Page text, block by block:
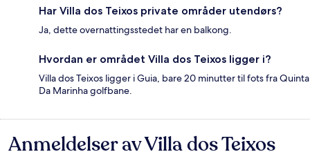
Har Villa dos Teixos private områder utendørs?
Ja, dette overnattingsstedet har en balkong.
Hvordan er området Villa dos Teixos ligger i?
Villa dos Teixos ligger i Guia, bare 20 minutter til fots fra Quinta
Da Marinha golfbane.
Anmeldelser
Anmeldelser av Villa dos Teixos